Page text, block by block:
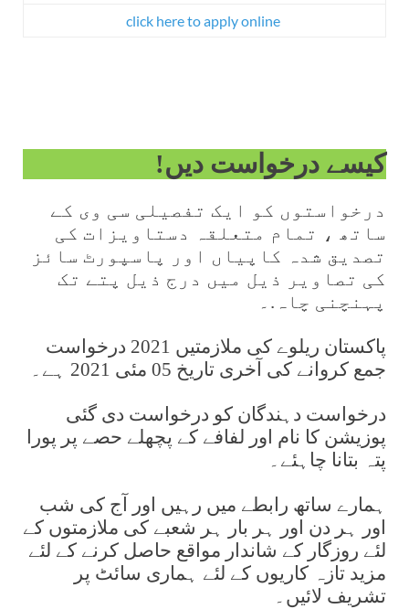
click here to apply online
کیسے درخواست دیں!
درخواستوں کو ایک تفصیلی سی وی کے
ساتھ ، تمام متعلقہ دستاویزات کی
تصدیق شدہ کاپیاں اور پاسپورٹ سائز
کی تصاویر ذیل میں درج ذیل پتے تک
پہنچنی چاہ.۔
پاکستان ریلوے کی ملازمتیں 2021 درخواست
جمع کروانے کی آخری تاریخ 05 مئی 2021 ہے۔
درخواست دہندگان کو درخواست دی گئی
پوزیشن کا نام اور لفافے کے پچھلے حصے پر پورا
پتہ بتانا چاہئے۔
ہمارے ساتھ رابطے میں رہیں اور آج کی شب
اور ہر دن اور ہر بار ہر شعبے کی ملازمتوں کے
لئے روزگار کے شاندار مواقع حاصل کرنے کے لئے
مزید تازہ کاریوں کے لئے ہماری سائٹ پر
تشریف لائیں۔